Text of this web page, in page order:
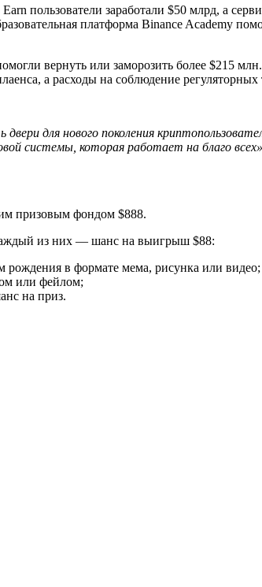
пользователи заработали $50 млрд, а
платформа Binance Academy
вернуть или заморозить более $215
а расходы на соблюдение
для нового поколения
системы, которая работает на благо
призовым фондом $888.
из них — шанс на выигрыш $88:
рождения в формате мема, рисунка или видео;
или фейлом;
на приз.